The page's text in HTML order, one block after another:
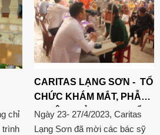
chỉ
trình
CARITAS LẠNG SƠN - TỔ
CHỨC KHÁM MẮT, PHẪU
THUẬT THỦY TINH THỂ
VÀ MỘNG MẮT CHO
Ngày 23- 27/4/2023, Caritas
Lạng Sơn đã mời các bác sỹ